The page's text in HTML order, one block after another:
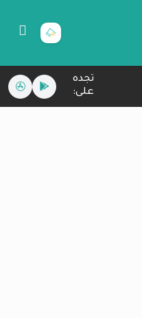
تجده
على: